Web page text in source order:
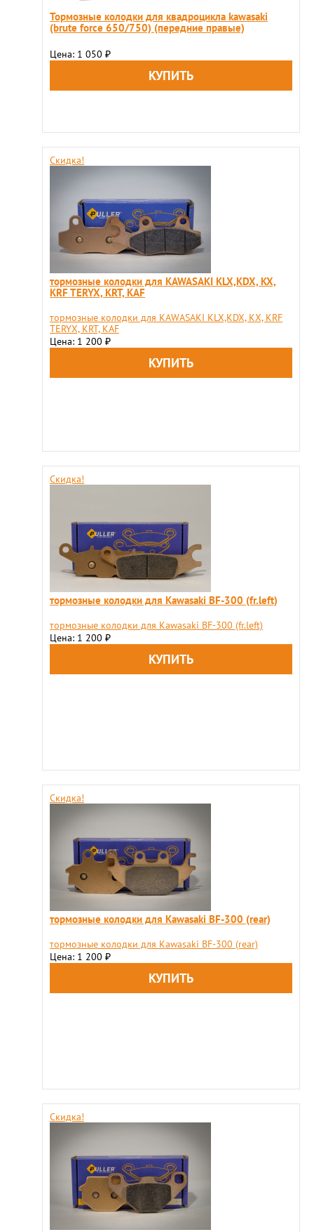
Тормозные колодки для квадроцикла kawasaki
(brute force 650/750) (передние правые)
Цена: 1 050 ₽
Скидка!
тормозные колодки для KAWASAKI KLX,KDX, KX,
KRF TERYX, KRT, KAF
тормозные колодки для KAWASAKI KLX,KDX, KX, KRF
TERYX, KRT, KAF
Цена: 1 200 ₽
Скидка!
тормозные колодки для Kawasaki BF-300 (fr.left)
тормозные колодки для Kawasaki BF-300 (fr.left)
Цена: 1 200 ₽
Скидка!
тормозные колодки для Kawasaki BF-300 (rear)
тормозные колодки для Kawasaki BF-300 (rear)
Цена: 1 200 ₽
Скидка!